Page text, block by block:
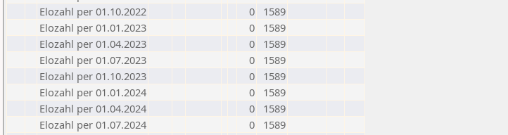
Elozahl per 01.10.2022
0
1589
Elozahl per 01.01.2023
0
1589
Elozahl per 01.04.2023
0
1589
Elozahl per 01.07.2023
0
1589
Elozahl per 01.10.2023
0
1589
Elozahl per 01.01.2024
0
1589
Elozahl per 01.04.2024
0
1589
Elozahl per 01.07.2024
0
1589